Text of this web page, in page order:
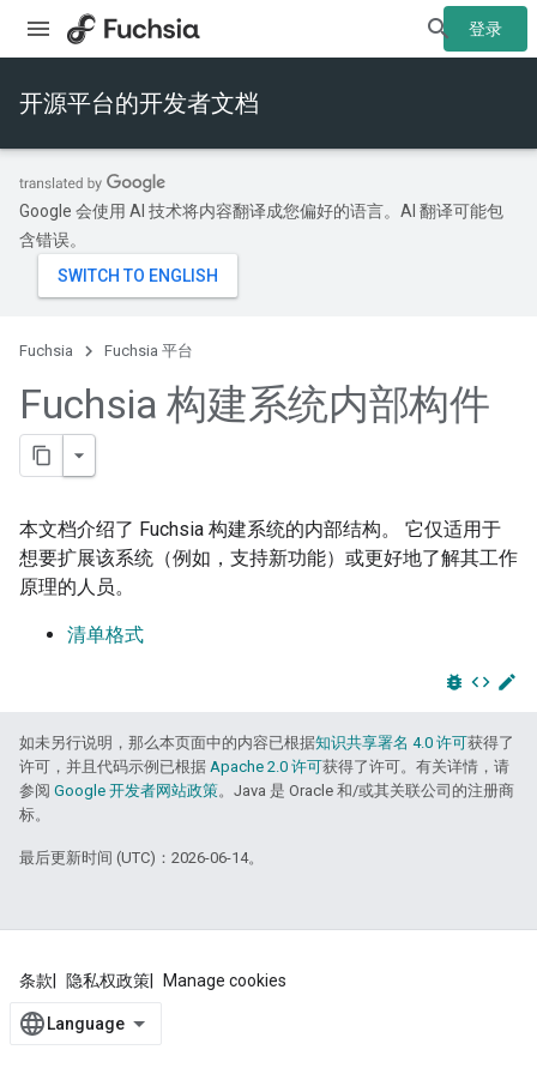
登录
开源平台的开发者文档
Google 会使用 AI 技术将内容翻译成您偏好的语言。AI 翻译可能包
含错误。
Fuchsia Fuchsia 平台
Fuchsia 构建系统内部构件
本文档介绍了 Fuchsia 构建系统的内部结构。 它仅适用于
想要扩展该系统（例如，支持新功能）或更好地了解其工作
原理的人员。
清单格式
bug_report code edit
如未另行说明，那么本页面中的内容已根据知识共享署名 4.0 许可获得了
许可，并且代码示例已根据 Apache 2.0 许可获得了许可。有关详情，请
参阅 Google 开发者网站政策。Java 是 Oracle 和/或其关联公司的注册商
标。
最后更新时间 (UTC)：2026-06-14。
条款 隐私权政策 Manage cookies